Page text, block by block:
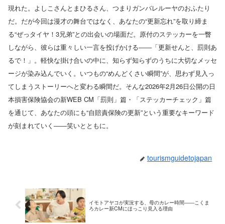
現れた。よしこさんとまひるさん、つまりガンバレルーヤのおふたり
だ。だが今回は漫才の舞台ではなく、あなたの“更新忘れ”を取り締ま
る“ぜっタイヤ！3兄弟”との出会いの場面だ。原付のステッカーを一瞥
しながら、彼らは重々しい一言を投げかける――「更新せんと、罰則あ
るで！」。軽快な掛け合いの中に、知らず知らずのうちに大切なメッセ
ージが染み込んでいく。いつもの“めんどくさい瞬間”が、思わず見入っ
てしまうストーリーへと変わる瞬間だ。そんな2026年2月26日公開の日
本損害保険協会の新WEB CM「罰則」篇・「ステッカーチェック」篇
を通じて、あなたの頭にも“自賠責保険の更新”という重要なキーワード
が刻まれていく――笑いとともに。
tourismguidetojapan
イモトアヤコが実況する、母のカレー時間――こくま
ろカレー新CMにほっこり見入る理由